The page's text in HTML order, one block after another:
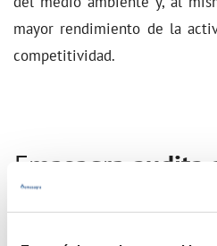
mayor rendimiento de la
competitividad.
Emasagra audita
siguientes